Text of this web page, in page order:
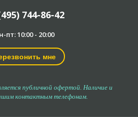
744-86-42
пт: 10:00 - 20:00
мне
публичной офертой. Наличие и
контактным телефонам.